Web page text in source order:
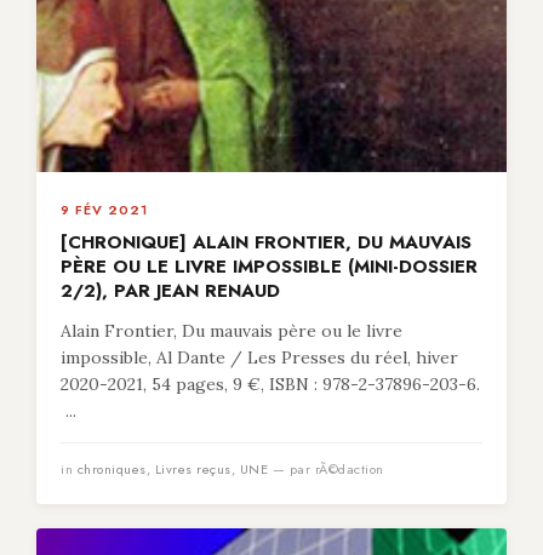
9 FÉV 2021
[CHRONIQUE] ALAIN FRONTIER, DU MAUVAIS
PÈRE OU LE LIVRE IMPOSSIBLE (MINI-DOSSIER
2/2), PAR JEAN RENAUD
Alain Frontier, Du mauvais père ou le livre
impossible, Al Dante / Les Presses du réel, hiver
2020-2021, 54 pages, 9 €, ISBN : 978-2-37896-203-6.
...
in chroniques, Livres reçus, UNE — par rÃ©daction